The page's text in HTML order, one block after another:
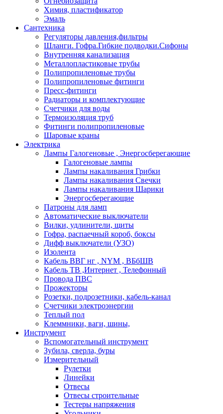
Химия, пластификатор
Эмаль
Сантехника
Регуляторы давления,фильтры
Шланги. Гофра.Гибкие подводки.Сифоны
Внутренняя канализация
Металлопластиковые трубы
Полипропиленовые трубы
Полипропиленовые фитинги
Пресс-фитинги
Радиаторы и комплектующие
Счетчики для воды
Термоизоляция труб
Фитинги полипропиленовые
Шаровые краны
Электрика
Лампы Галогеновые , Энергосберегающие
Галогеновые лампы
Лампы накаливания Грибки
Лампы накаливания Свечки
Лампы накаливания Шарики
Энергосберегающие
Патроны для ламп
Автоматические выключатели
Вилки, удлинители, щиты
Гофра, распаечный короб, боксы
Дифф выключатели (УЗО)
Изолента
Кабель ВВГ нг , NYM , ВБбШВ
Кабель ТВ ,Интернет , Телефонный
Провода ПВС
Прожекторы
Розетки, подрозетники, кабель-канал
Счетчики электроэнергии
Теплый пол
Клеммники, ваги, шины,
Инструмент
Вспомогательный инструмент
Зубила, сверла, буры
Измерительный
Рулетки
Линейки
Отвесы
Отвесы строительные
Тестеры напряжения